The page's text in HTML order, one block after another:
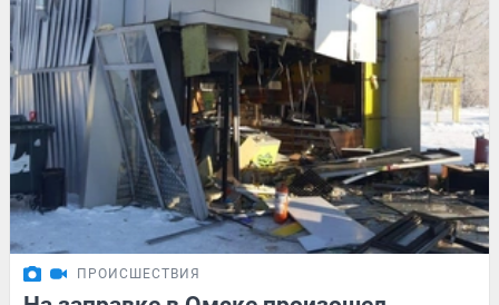
ПРОИСШЕСТВИЯ